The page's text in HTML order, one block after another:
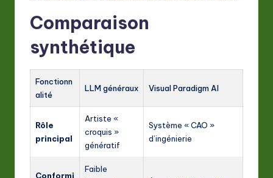
Comparaison
synthétique
Fonctionn
alité
LLM généraux Visual Paradigm AI
Rôle
principal
Artiste «
croquis »
génératif
Système « CAO »
d’ingénierie
Conformi
Faible